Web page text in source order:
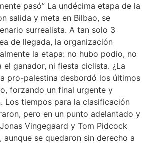
pasó” La undécima etapa de la
salida y meta en Bilbao, se
surrealista. A tan solo 3
de llegada, la organización
la etapa: no hubo podio, no
el ganador, ni fiesta ciclista. ¿La
pro-palestina desbordó los últimos
forzando un final urgente y
Los tiempos para la clasificación
pero en un punto adelantado y
Vingegaard y Tom Pidcock
aunque se quedaron sin derecho a